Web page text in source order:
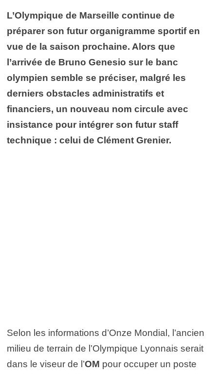
L’Olympique de Marseille continue de
préparer son futur organigramme sportif en
vue de la saison prochaine. Alors que
l’arrivée de Bruno Genesio sur le banc
olympien semble se préciser, malgré les
derniers obstacles administratifs et
financiers, un nouveau nom circule avec
insistance pour intégrer son futur staff
technique : celui de Clément Grenier.
Selon les informations d’Onze Mondial, l’ancien
milieu de terrain de l’Olympique Lyonnais serait
dans le viseur de l’OM pour occuper un poste